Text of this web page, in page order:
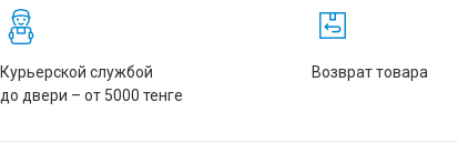
Курьерской службой
до двери – от 5000 тенге
Возврат товара